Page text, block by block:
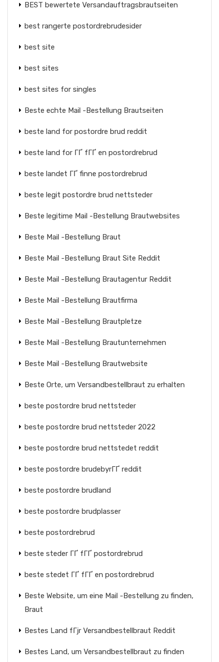
BEST bewertete Versandauftragsbrautseiten
best rangerte postordrebrudesider
best site
best sites
best sites for singles
Beste echte Mail -Bestellung Brautseiten
beste land for postordre brud reddit
beste land for ГҐ fГҐ en postordrebrud
beste landet ГҐ finne postordrebrud
beste legit postordre brud nettsteder
Beste legitime Mail -Bestellung Brautwebsites
Beste Mail -Bestellung Braut
Beste Mail -Bestellung Braut Site Reddit
Beste Mail -Bestellung Brautagentur Reddit
Beste Mail -Bestellung Brautfirma
Beste Mail -Bestellung Brautpletze
Beste Mail -Bestellung Brautunternehmen
Beste Mail -Bestellung Brautwebsite
Beste Orte, um Versandbestellbraut zu erhalten
beste postordre brud nettsteder
beste postordre brud nettsteder 2022
beste postordre brud nettstedet reddit
beste postordre brudebyrГҐ reddit
beste postordre brudland
beste postordre brudplasser
beste postordrebrud
beste steder ГҐ fГҐ postordrebrud
beste stedet ГҐ fГҐ en postordrebrud
Beste Website, um eine Mail -Bestellung zu finden,
Braut
Bestes Land fГјr Versandbestellbraut Reddit
Bestes Land, um Versandbestellbraut zu finden